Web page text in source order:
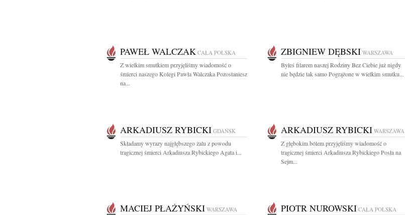
PAWEŁ WALCZAK CAŁA POLSKA
Z wielkim smutkiem przyjęliśmy wiadomość o
śmierci naszego Kolegi Pawła Walczaka Pozostaniesz
na...
ZBIGNIEW DĘBSKI WARSZAWA
Byłeś filarem naszej Rodziny Bez Ciebie już nigdy
nie będzie tak samo Pogrążone w wielkim smutku...
ARKADIUSZ RYBICKI GDAŃSK
Składamy wyrazy najgłębszego żalu z powodu
tragicznej śmierci Arkadiusza Rybickiego Agata i...
ARKADIUSZ RYBICKI WARSZAWA
Z głębokim bólem przyjęliśmy wiadomość o
tragicznej śmierci Arkadiusza Rybickiego Posła na
Sejm...
MACIEJ PŁAŻYŃSKI WARSZAWA PIOTR NUROWSKI CAŁA POLSKA